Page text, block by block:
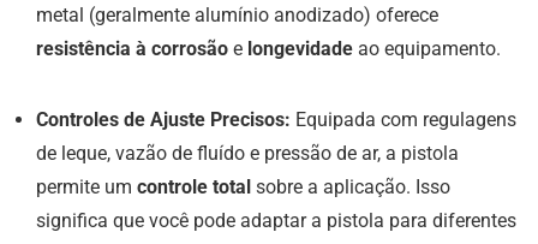
metal (geralmente alumínio anodizado) oferece
resistência à corrosão e longevidade ao equipamento.
Controles de Ajuste Precisos: Equipada com regulagens
de leque, vazão de fluído e pressão de ar, a pistola
permite um controle total sobre a aplicação. Isso
significa que você pode adaptar a pistola para diferentes